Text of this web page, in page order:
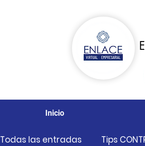
Todas las entradas Tips
Inicio